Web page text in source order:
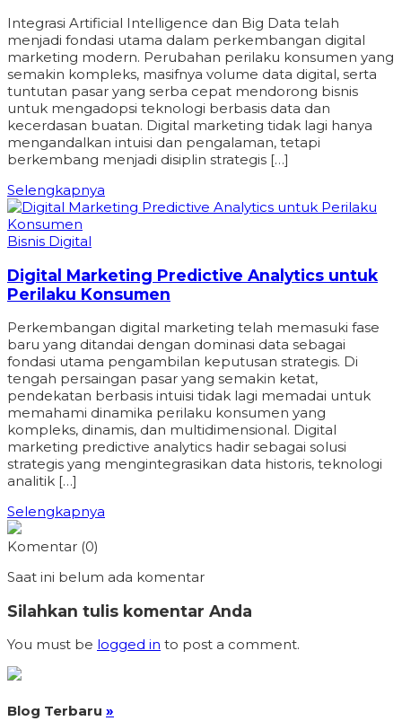
Integrasi Artificial Intelligence dan Big Data telah
menjadi fondasi utama dalam perkembangan digital
marketing modern. Perubahan perilaku konsumen yang
semakin kompleks, masifnya volume data digital, serta
tuntutan pasar yang serba cepat mendorong bisnis
untuk mengadopsi teknologi berbasis data dan
kecerdasan buatan. Digital marketing tidak lagi hanya
mengandalkan intuisi dan pengalaman, tetapi
berkembang menjadi disiplin strategis […]
Selengkapnya
Bisnis Digital
Digital Marketing Predictive Analytics untuk
Perilaku Konsumen
Perkembangan digital marketing telah memasuki fase
baru yang ditandai dengan dominasi data sebagai
fondasi utama pengambilan keputusan strategis. Di
tengah persaingan pasar yang semakin ketat,
pendekatan berbasis intuisi tidak lagi memadai untuk
memahami dinamika perilaku konsumen yang
kompleks, dinamis, dan multidimensional. Digital
marketing predictive analytics hadir sebagai solusi
strategis yang mengintegrasikan data historis, teknologi
analitik […]
Selengkapnya
Komentar (0)
Saat ini belum ada komentar
Silahkan tulis komentar Anda
You must be logged in to post a comment.
Blog Terbaru »